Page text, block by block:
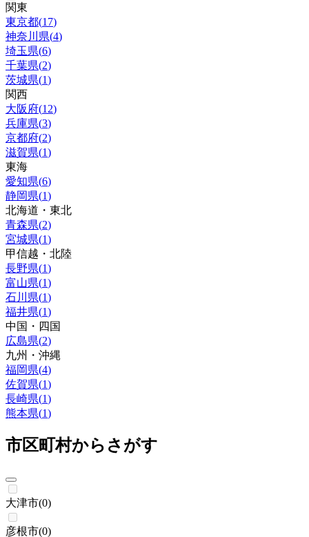
関東
東京都(17)
神奈川県(4)
埼玉県(6)
千葉県(2)
茨城県(1)
関西
大阪府(12)
兵庫県(3)
京都府(2)
滋賀県(1)
東海
愛知県(6)
静岡県(1)
北海道・東北
青森県(2)
宮城県(1)
甲信越・北陸
長野県(1)
富山県(1)
石川県(1)
福井県(1)
中国・四国
広島県(2)
九州・沖縄
福岡県(4)
佐賀県(1)
長崎県(1)
熊本県(1)
市区町村からさがす
大津市(0)
彦根市(0)